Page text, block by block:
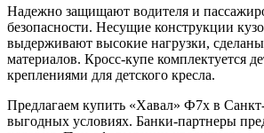
Надежно защищают водителя и
безопасности. Несущие конструкции
выдерживают высокие нагрузки,
материалов. Кросс-купе комплектуется
креплениями для детского кресла.
Предлагаем купить «Хавал» Ф7х в
выгодных условиях. Банки-партнеры